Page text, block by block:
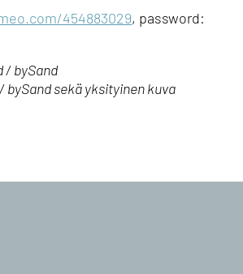
454883029, password:
/ bySand
bySand sekä yksityinen kuva